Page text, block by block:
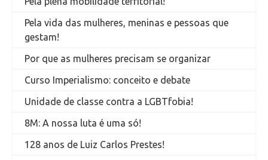
Pela vida das mulheres, meninas e pessoas que
gestam!
Por que as mulheres precisam se organizar
Curso Imperialismo: conceito e debate
Unidade de classe contra a LGBTfobia!
8M: A nossa luta é uma só!
128 anos de Luiz Carlos Prestes!